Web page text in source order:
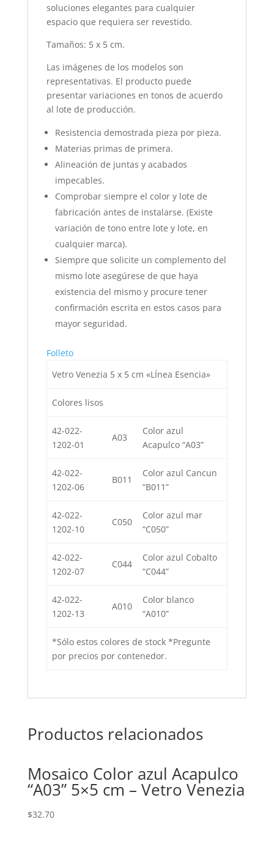
soluciones elegantes para cualquier
espacio que requiera ser revestido.
Tamaños: 5 x 5 cm.
Las imágenes de los modelos son
representativas. El producto puede
presentar variaciones en tonos de acuerdo
al lote de producción.
Resistencia demostrada pieza por pieza.
Materias primas de primera.
Alineación de juntas y acabados
impecables.
Comprobar siempre el color y lote de
fabricación antes de instalarse. (Existe
variación de tono entre lote y lote, en
cualquier marca).
Siempre que solicite un complemento del
mismo lote asegúrese de que haya
existencia del mismo y procure tener
confirmación escrita en estos casos para
mayor seguridad.
Folleto
Vetro Venezia 5 x 5 cm «LÍnea Esencia»
Colores lisos
42-022-
1202-01
A03
Color azul
Acapulco “A03”
42-022-
1202-06
B011
Color azul Cancun
“B011”
42-022-
1202-10
C050
Color azul mar
“C050”
42-022-
1202-07
C044
Color azul Cobalto
“C044”
42-022-
1202-13
A010
Color blanco
“A010”
*Sólo estos colores de stock *Pregunte
por precios por contenedor.
Productos relacionados
Mosaico Color azul Acapulco
“A03” 5×5 cm – Vetro Venezia
$32.70